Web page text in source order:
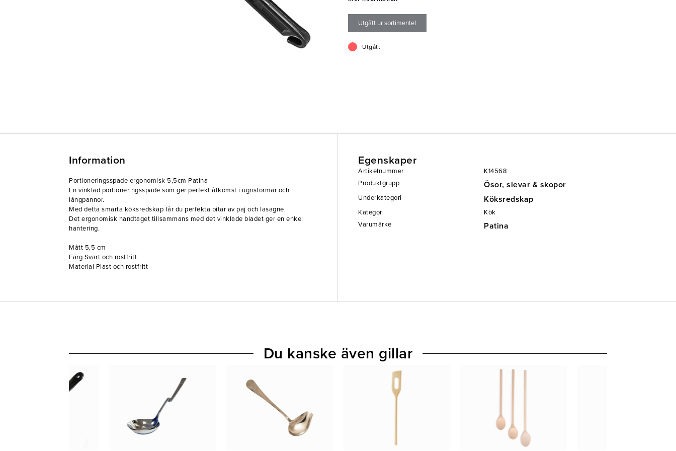
Mått 5,5 cm
Material Plast och rostfritt
Utgått ur sortimentet
Utgått
Information
Portioneringsspade ergonomisk 5,5cm Patina
En vinklad portioneringsspade som ger perfekt åtkomst i ugnsformar och
långpannor.
Med detta smarta köksredskap får du perfekta bitar av paj och lasagne.
Det ergonomisk handtaget tillsammans med det vinklade bladet ger en enkel
hantering.
Mått 5,5 cm
Färg Svart och rostfritt
Material Plast och rostfritt
Egenskaper
Artikelnummer
K14568
Produktgrupp
Ösor, slevar & skopor
Underkategori Köksredskap
Kategori
Kök
Varumärke
Patina
Du kanske även gillar